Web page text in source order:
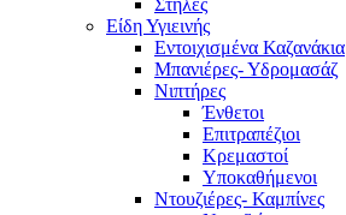
Στήλες
Είδη Υγιεινής
Εντοιχισμένα Καζανάκια
Μπανιέρες- Υδρομασάζ
Νιπτήρες
Ένθετοι
Επιτραπέζιοι
Κρεμαστοί
Υποκαθήμενοι
Ντουζιέρες- Καμπίνες